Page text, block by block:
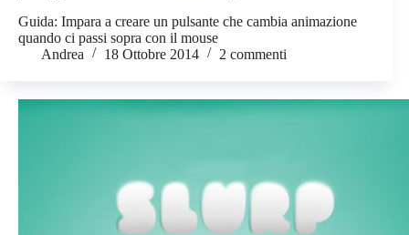
Guida: Impara a creare un pulsante che cambia animazione
quando ci passi sopra con il mouse
Andrea
18 Ottobre 2014 2 commenti